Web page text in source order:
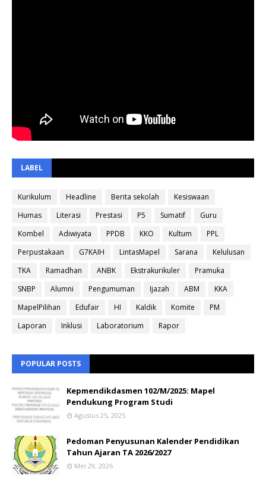
LABEL
Kurikulum Headline Berita sekolah
Kesiswaan
Humas
Literasi Prestasi P5 Sumatif
Guru
Kombel
Adiwiyata PPDB KKO Kultum
PPL
Perpustakaan
G7KAIH LintasMapel Sarana
Kelulusan
TKA
Ramadhan ANBK Ekstrakurikuler
Pramuka
SNBP
Alumni Pengumuman Ijazah ABM
KKA
MapelPilihan
Edufair HI Kaldik Komite
PM
Laporan
Inklusi Laboratorium Rapor
POPULAR POSTS
Kepmendikdasmen 102/M/2025: Mapel
Pendukung Program Studi
Agustus 25, 2025
Pedoman Penyusunan Kalender Pendidikan
Tahun Ajaran TA 2026/2027
Mei 29, 2026